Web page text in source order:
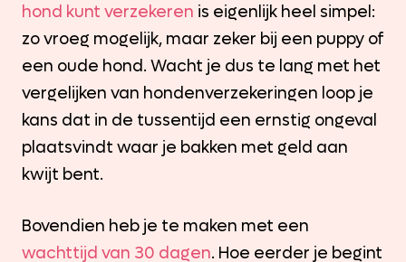
hond kunt verzekeren is eigenlijk heel simpel:
zo vroeg mogelijk, maar zeker bij een puppy of
een oude hond. Wacht je dus te lang met het
vergelijken van hondenverzekeringen loop je
kans dat in de tussentijd een ernstig ongeval
plaatsvindt waar je bakken met geld aan
kwijt bent.
Bovendien heb je te maken met een
wachttijd van 30 dagen. Hoe eerder je begint